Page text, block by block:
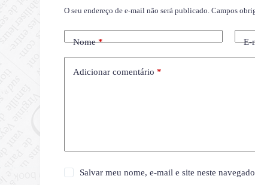
O seu endereço de e-mail não será publicado. Campos
Nome* E-
Adicionar comentário *
Salvar meu nome, e-mail e site neste